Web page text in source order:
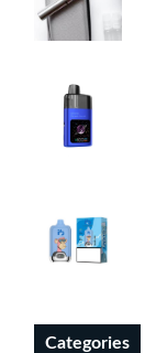
Categories